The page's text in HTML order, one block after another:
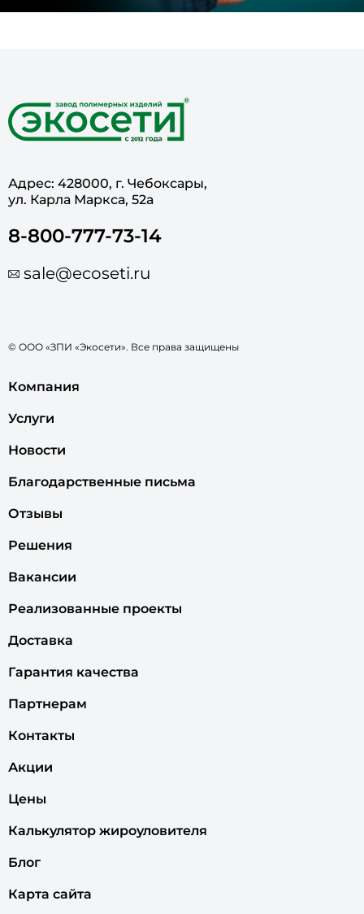
Адрес: 428000, г. Чебоксары,
ул. Карла Маркса, 52а
8-800-777-73-14
sale@ecoseti.ru
© ООО «ЗПИ «Экосети». Все права защищены
Компания
Услуги
Новости
Благодарственные письма
Отзывы
Решения
Вакансии
Реализованные проекты
Доставка
Гарантия качества
Партнерам
Контакты
Акции
Цены
Калькулятор жироуловителя
Блог
Карта сайта